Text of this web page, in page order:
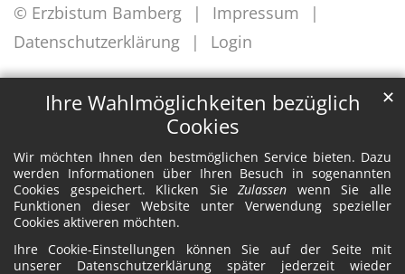
Ihre Wahlmöglichkeiten bezüglich
Cookies
Wir möchten Ihnen den bestmöglichen Service bieten. Dazu
werden Informationen über Ihren Besuch in sogenannten
Cookies gespeichert. Klicken SieZulassen wenn Sie alle
Funktionen dieser Website unter Verwendung spezieller
Cookies aktiveren möchten.
Ihre Cookie-Einstellungen können Sie auf der Seite mit
unserer Datenschutzerklärung später jederzeit wieder
✕
© Erzbistum Bamberg
Impressum
Datenschutzerklärung
Login